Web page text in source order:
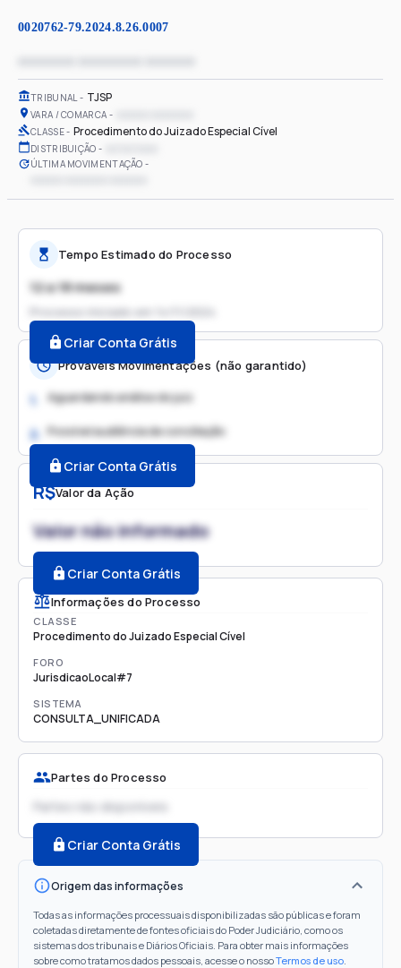
0020762-79.2024.8.26.0007
TRIBUNAL TJSP
VARA / COMARCA
CLASSE Procedimento do Juizado Especial Cível
DISTRIBUIÇÃO
ÚLTIMA MOVIMENTAÇÃO
R$Valor da Ação
Valor não informado
Criar Conta Grátis
Informações do Processo
CLASSE
Procedimento do Juizado Especial Cível
FORO
JurisdicaoLocal#7
SISTEMA
CONSULTA_UNIFICADA
Partes do Processo
Partes não disponíveis
Criar Conta Grátis
Origem das informações
Todas as informações processuais disponibilizadas são públicas e foram
coletadas diretamente de fontes oficiais do Poder Judiciário, como os
sistemas dos tribunais e Diários Oficiais. Para obter mais informações
sobre como tratamos dados pessoais, acesse o nossoTermos de uso.
Tempo Estimado do Processo
12 a 18 meses
Processo iniciado em
Criar Conta Grátis
Prováveis Movimentações (não garantido)
1. Aguardando análise do juiz
2. Possível audiência de conciliação
Criar Conta Grátis